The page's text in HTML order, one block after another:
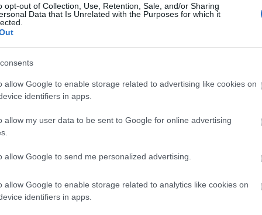
opt-out of Collection, Use, Retention, Sale, and/or Sharing
Data that Is Unrelated with the Purposes for which it
allow Google to enable storage related to advertising like cookies on
identifiers in apps.
allow my user data to be sent to Google for online advertising
allow Google to send me personalized advertising.
allow Google to enable storage related to analytics like cookies on
identifiers in apps.
εκτιμήσεις τον Μάρτιο θα
όμως μπορούν να είναι
τον Δεκέμβριο- μόνο σε μία
πριν καν δοθούν οι εξηγήσεις στην
και άρχισε το μεγάλο ξεπούλημα στα
το ευρώ ενισχύθηκε απέναντι στο